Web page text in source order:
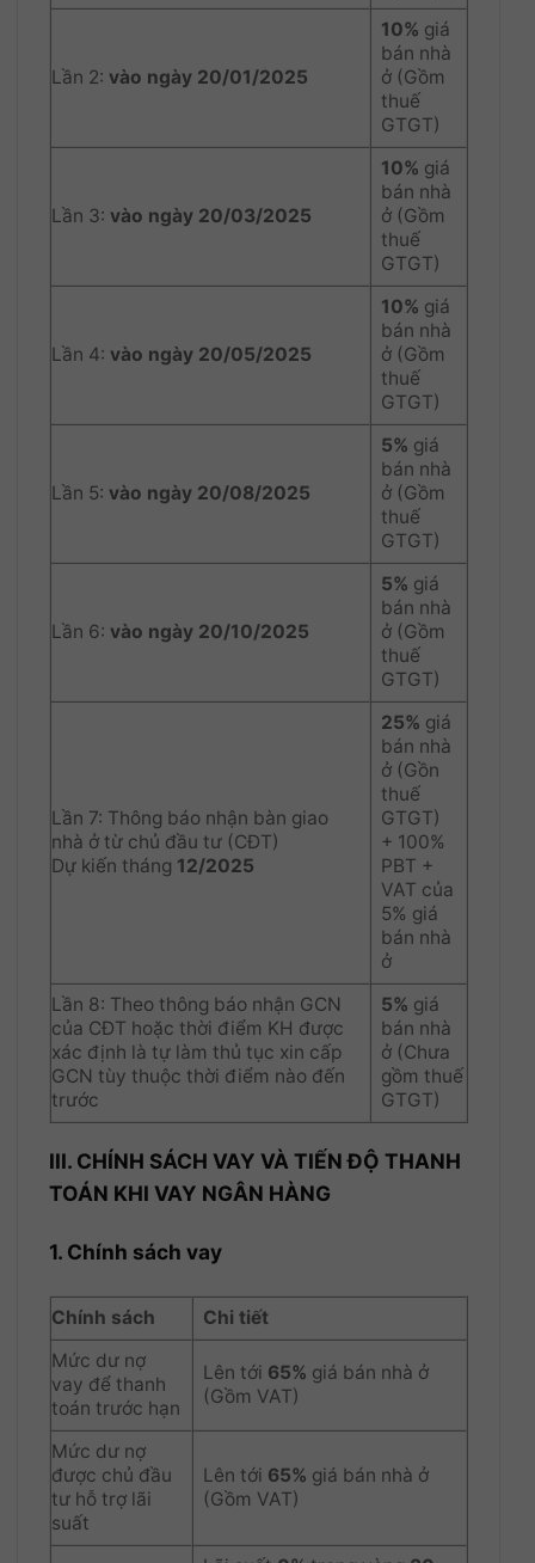
Lần 2: vào ngày 20/01/2025
10% giá
bán nhà
ở (Gồm
thuế
GTGT)
Lần 3: vào ngày 20/03/2025
10% giá
bán nhà
ở (Gồm
thuế
GTGT)
Lần 4: vào ngày 20/05/2025
10% giá
bán nhà
ở (Gồm
thuế
GTGT)
Lần 5: vào ngày 20/08/2025
5% giá
bán nhà
ở (Gồm
thuế
GTGT)
Lần 6: vào ngày 20/10/2025
5% giá
bán nhà
ở (Gồm
thuế
GTGT)
Lần 7: Thông báo nhận bàn giao
nhà ở từ chủ đầu tư (CĐT)
Dự kiến tháng 12/2025
25% giá
bán nhà
ở (Gồn
thuế
GTGT)
+ 100%
PBT +
VAT của
5% giá
bán nhà
ở
Lần 8: Theo thông báo nhận GCN
của CĐT hoặc thời điểm KH được
xác định là tự làm thủ tục xin cấp
GCN tùy thuộc thời điểm nào đến
trước
5% giá
bán nhà
ở (Chưa
gồm thuế
GTGT)
III. CHÍNH SÁCH VAY VÀ TIẾN ĐỘ THANH
TOÁN KHI VAY NGÂN HÀNG
1. Chính sách vay
Chính sách
Chi tiết
Mức dư nợ
vay để thanh
toán trước hạn
Lên tới 65% giá bán nhà ở
(Gồm VAT)
Mức dư nợ
được chủ đầu
tư hỗ trợ lãi
suất
Lên tới 65% giá bán nhà ở
(Gồm VAT)